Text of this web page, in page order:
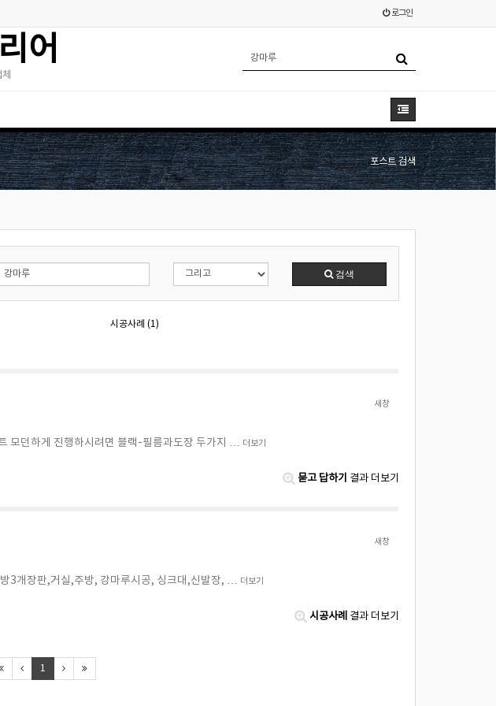
로그인
어
포스트 검색
검색
시공사례 (1)
새창
모던하게 진행하시려면 블랙-필름과도장 두가지 … 더보기
묻고 답하기 결과 더보기
새창
3개장판,거실,주방, 강마루시공, 싱크대,신발장, … 더보기
시공사례 결과 더보기
1